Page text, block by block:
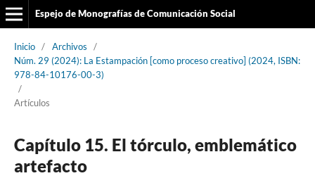
Espejo de Monografías de Comunicación Social
Inicio / Archivos
/
Núm. 29 (2024): La Estampación [como proceso creativo] (2024, ISBN:
978-84-10176-00-3)
/
Artículos
Capítulo 15. El tórculo, emblemático
artefacto